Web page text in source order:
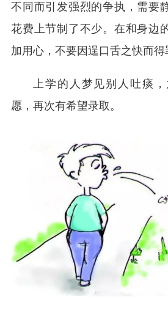
不同而引发强烈的争执，需要
花费上节制了不少。在和身边
加用心，不要因逞口舌之快而得
上学的人梦见别人吐痰
愿，再次有希望录取。